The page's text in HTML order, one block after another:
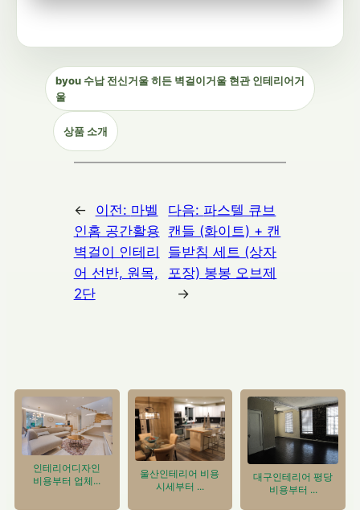
byou 수납 전신거울 히든 벽걸이거울 현관 인테리어거
울
상품 소개
← 이전: 마벨
인홈 공간활용
벽걸이 인테리
어 선반, 원목,
2단
다음: 파스텔 큐브
캔들 (화이트) + 캔
들받침 세트 (상자
포장) 봉봉 오브제
→
인테리어디자인
비용부터 업체...
울산인테리어 비용
시세부터 ...
대구인테리어 평당
비용부터 ...